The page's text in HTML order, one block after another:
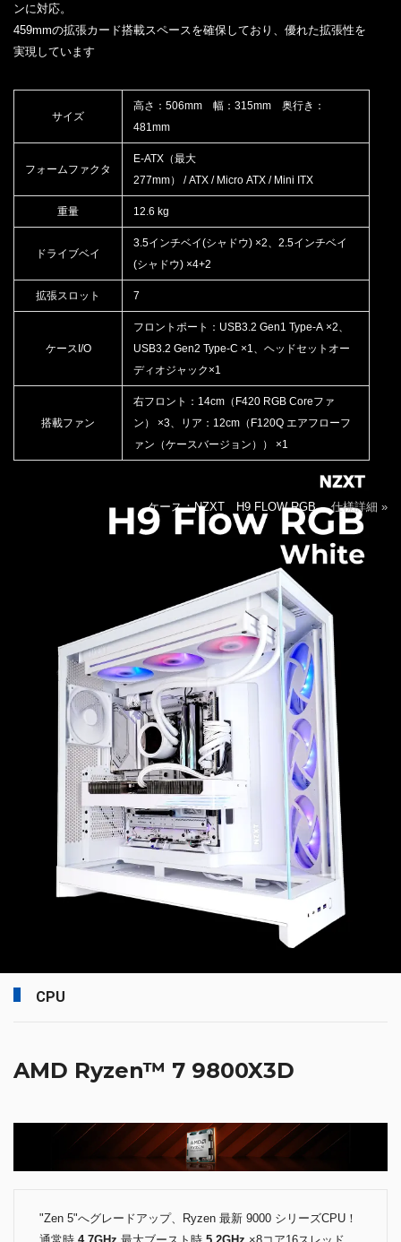
ンに対応。
459mmの拡張カード搭載スペースを確保しており、優れた拡張性を
実現しています
サイズ
高さ：506mm 幅：315mm 奥行き：
481mm
フォームファクタ
E-ATX（最大
277mm） / ATX / Micro ATX / Mini ITX
重量 12.6 kg
ドライブベイ
3.5インチベイ(シャドウ) ×2、2.5インチベイ
(シャドウ) ×4+2
拡張スロット 7
ケースI/O
フロントポート：USB3.2 Gen1 Type-A ×2、
USB3.2 Gen2 Type-C ×1、ヘッドセットオー
ディオジャック×1
搭載ファン
右フロント：14cm（F420 RGB Coreファ
ン） ×3、リア：12cm（F120Q エアフローフ
ァン（ケースバージョン）） ×1
ケース：NZXT H9 FLOW RGB仕様詳細 »
CPU
AMD Ryzen™ 7 9800X3D
"Zen 5"へグレードアップ、Ryzen 最新 9000 シリーズCPU！